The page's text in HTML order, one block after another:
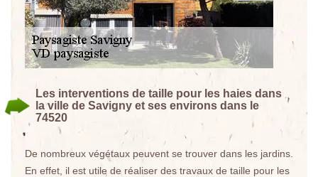
Les interventions de taille pour les haies dans
la ville de Savigny et ses environs dans le
74520
De nombreux végétaux peuvent se trouver dans les jardins.
En effet, il est utile de réaliser des travaux de taille pour les